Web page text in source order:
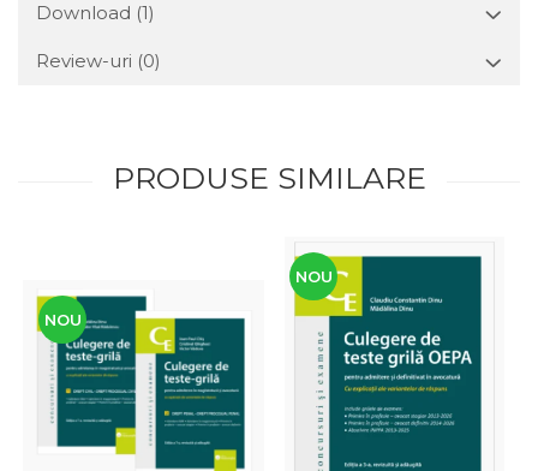
Download (1)
Review-uri (0)
PRODUSE SIMILARE
NOU
NOU